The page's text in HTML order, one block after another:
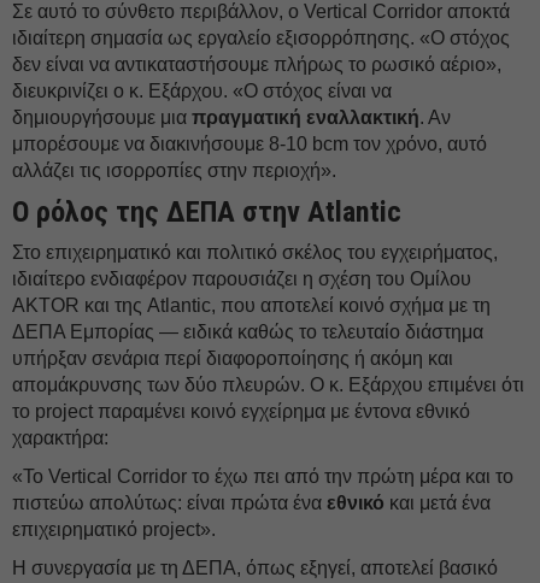
Σε αυτό το σύνθετο περιβάλλον, ο Vertical Corridor αποκτά
ιδιαίτερη σημασία ως εργαλείο εξισορρόπησης. «Ο στόχος
δεν είναι να αντικαταστήσουμε πλήρως το ρωσικό αέριο»,
διευκρινίζει ο κ. Εξάρχου. «Ο στόχος είναι να
δημιουργήσουμε μια πραγματική εναλλακτική. Αν
μπορέσουμε να διακινήσουμε 8-10 bcm τον χρόνο, αυτό
αλλάζει τις ισορροπίες στην περιοχή».
Ο ρόλος της ΔΕΠΑ στην Atlantic
Στο επιχειρηματικό και πολιτικό σκέλος του εγχειρήματος,
ιδιαίτερο ενδιαφέρον παρουσιάζει η σχέση του Ομίλου
AKTOR και της Atlantic, που αποτελεί κοινό σχήμα με τη
ΔΕΠΑ Εμπορίας — ειδικά καθώς το τελευταίο διάστημα
υπήρξαν σενάρια περί διαφοροποίησης ή ακόμη και
απομάκρυνσης των δύο πλευρών. Ο κ. Εξάρχου επιμένει ότι
το project παραμένει κοινό εγχείρημα με έντονα εθνικό
χαρακτήρα:
«Το Vertical Corridor το έχω πει από την πρώτη μέρα και το
πιστεύω απολύτως: είναι πρώτα ένα εθνικό και μετά ένα
επιχειρηματικό project».
Η συνεργασία με τη ΔΕΠΑ, όπως εξηγεί, αποτελεί βασικό